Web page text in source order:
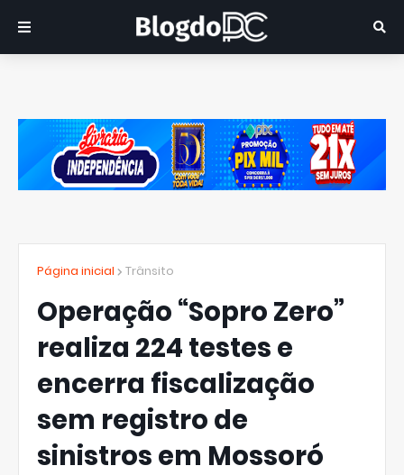
Página inicial Trânsito
Operação “Sopro Zero”
realiza 224 testes e
encerra fiscalização
sem registro de
sinistros em Mossoró